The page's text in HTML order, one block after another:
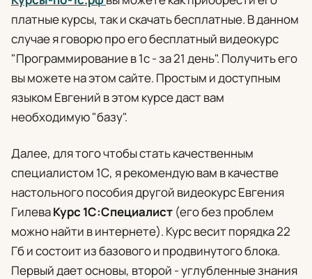
платные курсы, так и скачать бесплатные. В данном
случае я говорю про его бесплатный видеокурс
"Программирование в 1с - за 21 день". Получить его
вы можете на этом сайте. Простым и доступным
языком Евгений в этом курсе даст вам
необходимую "базу".
Далее, для того чтобы стать качественным
специалистом 1С, я рекомендую вам в качестве
настольного пособия другой видеокурс Евгения
ГилеваКурс 1С:Специалист (его без проблем
можно найти в интернете). Курс весит порядка 22
Гб и состоит из базового и продвинутого блока.
Первый дает основы, второй - углубленные знания